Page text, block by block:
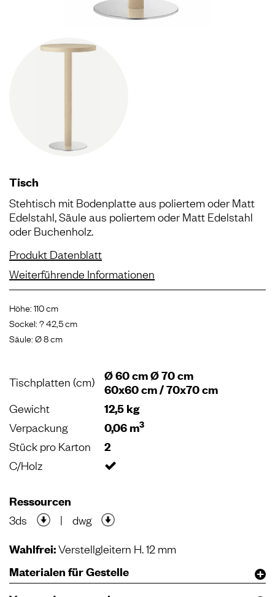
Tisch
Stehtisch mit Bodenplatte aus poliertem oder Matt
Edelstahl, Säule aus poliertem oder Matt Edelstahl
oder Buchenholz.
Produkt Datenblatt
Weiterführende Informationen
Höhe: 110 cm
Sockel: ? 42,5 cm
Säule: Ø 8 cm
Tischplatten (cm)
Ø 60 cm Ø 70 cm
60x60 cm / 70x70 cm
Gewicht 12,5 kg
Verpackung 0,06 m3
Stück pro Karton 2
C/Holz
Ressourcen
3ds | dwg
Wahlfrei:Verstellgleitern H. 12 mm
Materialen für Gestelle